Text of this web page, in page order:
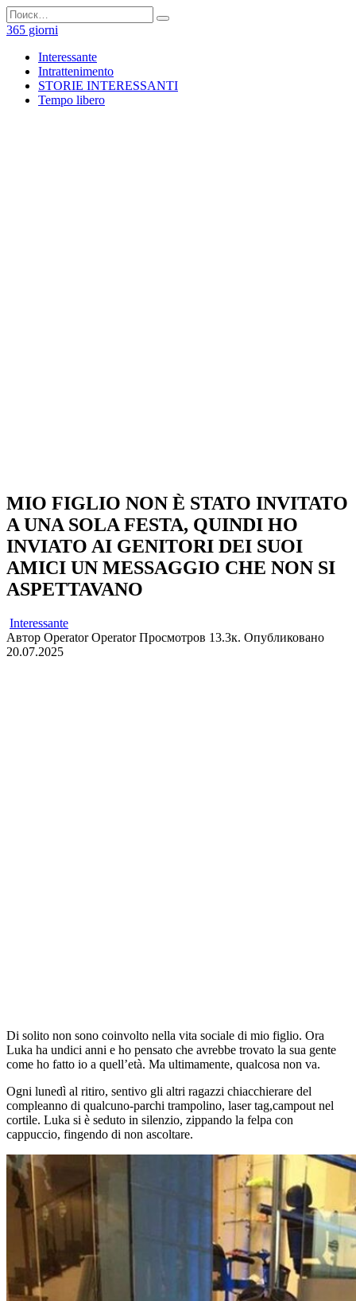
Перейти
к
содержанию
Search
for:
365 giorni
Interessante
Intrattenimento
STORIE INTERESSANTI
Tempo libero
MIO FIGLIO NON È STATO INVITATO
A UNA SOLA FESTA, QUINDI HO
INVIATO AI GENITORI DEI SUOI
AMICI UN MESSAGGIO CHE NON SI
ASPETTAVANO
Interessante
Автор Operator Operator Просмотров 13.3к. Опубликовано
20.07.2025
Di solito non sono coinvolto nella vita sociale di mio figlio. Ora
Luka ha undici anni e ho pensato che avrebbe trovato la sua gente
come ho fatto io a quell’età. Ma ultimamente, qualcosa non va.
Ogni lunedì al ritiro, sentivo gli altri ragazzi chiacchierare del
compleanno di qualcuno-parchi trampolino, laser tag,campout nel
cortile. Luka si è seduto in silenzio, zippando la felpa con
cappuccio, fingendo di non ascoltare.